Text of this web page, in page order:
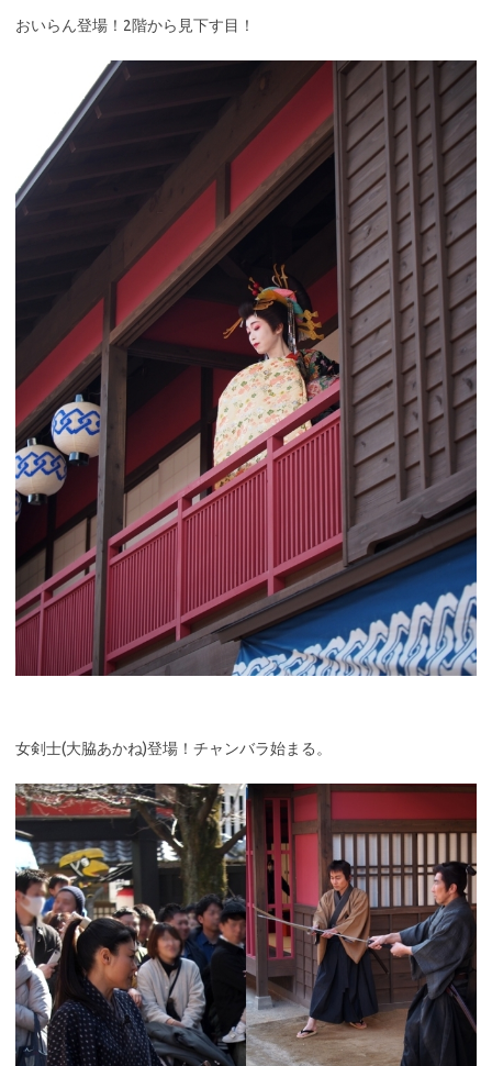
おいらん登場！2階から見下す目！
女剣士(大脇あかね)登場！チャンバラ始まる。